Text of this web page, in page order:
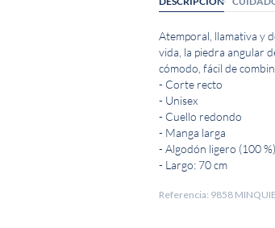
Atemporal, llamativa y
vida, la piedra angular
cómodo, fácil de
- Corte recto
- Unisex
- Cuello redondo
- Manga larga
- Algodón ligero (100 %)
- Largo: 70 cm
Referencia: 9858